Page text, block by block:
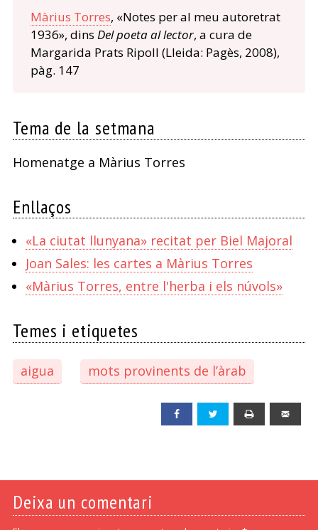
Màrius Torres, «Notes per al meu autoretrat
1936», dins Del poeta al lector, a cura de
Margarida Prats Ripoll (Lleida: Pagès, 2008),
pàg. 147
Tema de la setmana
Homenatge a Màrius Torres
Enllaços
«La ciutat llunyana» recitat per Biel Majoral
Joan Sales: les cartes a Màrius Torres
«Màrius Torres, entre l'herba i els núvols»
Temes i etiquetes
aigua mots provinents de l’àrab
Facebook Twitter
Deixa un comentari